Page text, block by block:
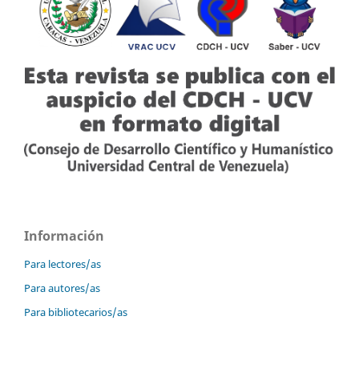
Información
Para lectores/as
Para autores/as
Para bibliotecarios/as